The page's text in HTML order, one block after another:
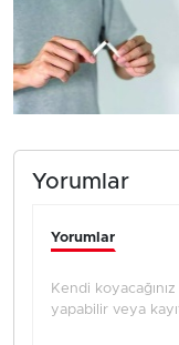
Yorumlar
Yorumlar
Kendi
yapabilir veya